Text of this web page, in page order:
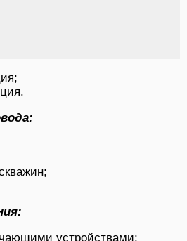
устройствами;